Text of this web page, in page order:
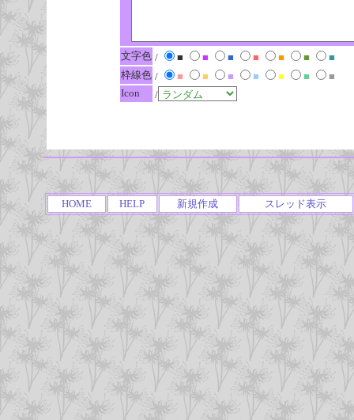
文字色 / ■ ■ ■ ■ ■ ■
■
枠線色 / ■ ■ ■ ■ ■ ■
■
Icon
/
HOME HELP 新規作成 スレッド表示